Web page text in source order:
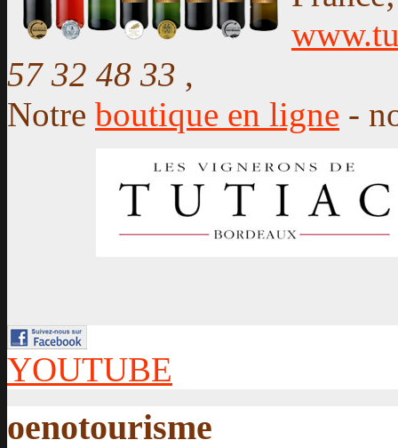
57 32 48 33 ,
Notre boutique en ligne -
YOUTUBE
oenotourisme